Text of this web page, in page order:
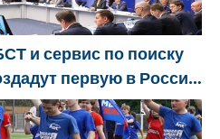
и сервис по поиску
первую в России
платформу для
СВО